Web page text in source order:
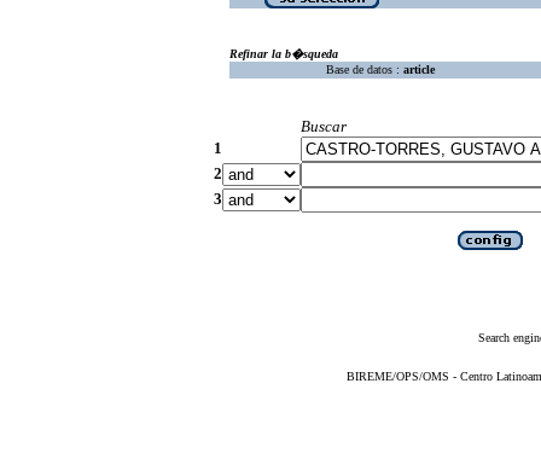
Refinar la b�squeda
Base de datos : article
Buscar
1
2
3
Search
BIREME/OPS/OMS - Centro